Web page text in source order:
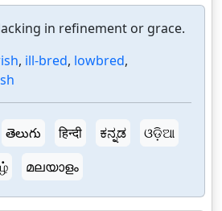
in refinement or grace.
, ill-bred, lowbred,
తెలుగు हिन्दी ಕನ್ನಡ
ଓଡ଼ିଆ
മലയാളം